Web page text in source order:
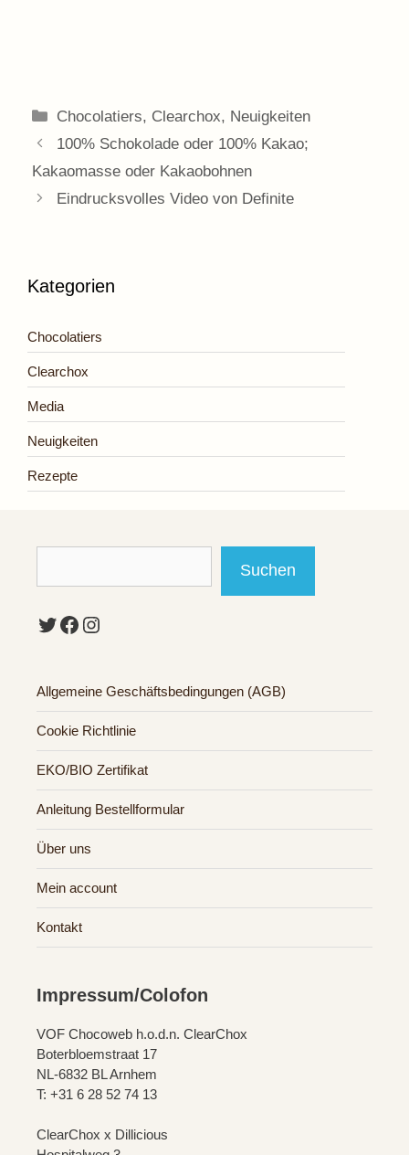
Kategorien
Chocolatiers, Clearchox, Neuigkeiten
100% Schokolade oder 100% Kakao;
Kakaomasse oder Kakaobohnen
Eindrucksvolles Video von Definite
Kategorien
Chocolatiers
Clearchox
Media
Neuigkeiten
Rezepte
Suchen
Twitter
Facebook
Instagram
Allgemeine Geschäftsbedingungen (AGB)
Cookie Richtlinie
EKO/BIO Zertifikat
Anleitung Bestellformular
Über uns
Mein account
Kontakt
Impressum/Colofon
VOF Chocoweb h.o.d.n. ClearChox
Boterbloemstraat 17
NL-6832 BL Arnhem
T: +31 6 28 52 74 13
ClearChox x Dillicious